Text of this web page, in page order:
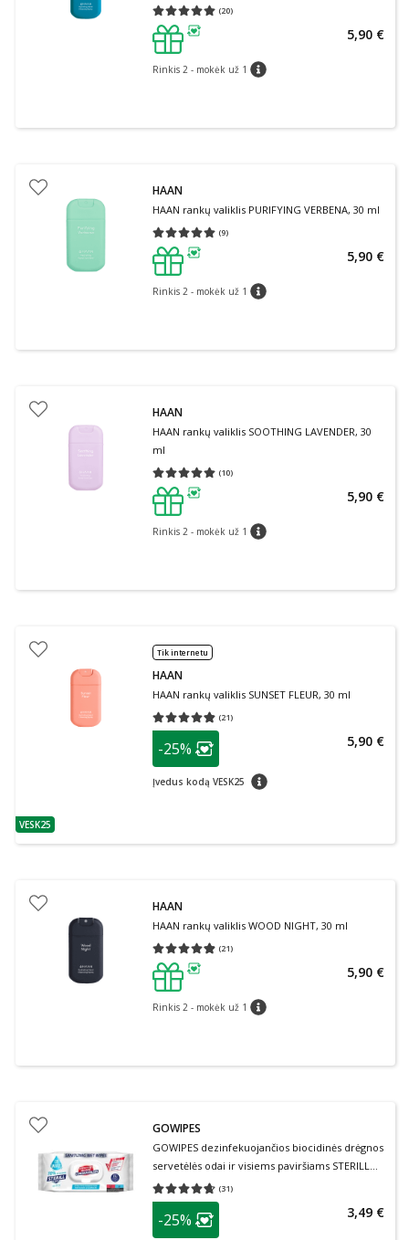
(20)
Vidutinis įvertinimas 5.00
patarimas
Rinkis 2 - mokėk už 1 patarimas
5,90 €
HAAN
HAAN rankų valiklis PURIFYING VERBENA, 30 ml
(9)
Vidutinis įvertinimas 5.00
patarimas
Rinkis 2 - mokėk už 1 patarimas
5,90 €
HAAN
HAAN rankų valiklis SOOTHING LAVENDER, 30
ml
(10)
Vidutinis įvertinimas 5.00
patarimas
Rinkis 2 - mokėk už 1 patarimas
5,90 €
patarimas
VESK25
Tik internetu
HAAN
HAAN rankų valiklis SUNSET FLEUR, 30 ml
(21)
Vidutinis įvertinimas 4.81
patarimas
Lojalumo klubo narių nuolaida
-25%
Įvedus kodą VESK25 patarimas
5,90 €
HAAN
HAAN rankų valiklis WOOD NIGHT, 30 ml
(21)
Vidutinis įvertinimas 4.86
patarimas
Rinkis 2 - mokėk už 1 patarimas
5,90 €
GOWIPES
GOWIPES dezinfekuojančios biocidinės drėgnos
servetėlės odai ir visiems paviršiams STERILL
BIO, 1 vnt., 50 vnt.
(31)
Vidutinis įvertinimas 4.65
patarimas
Lojalumo klubo narių nuolaida
-25% 3,49 €